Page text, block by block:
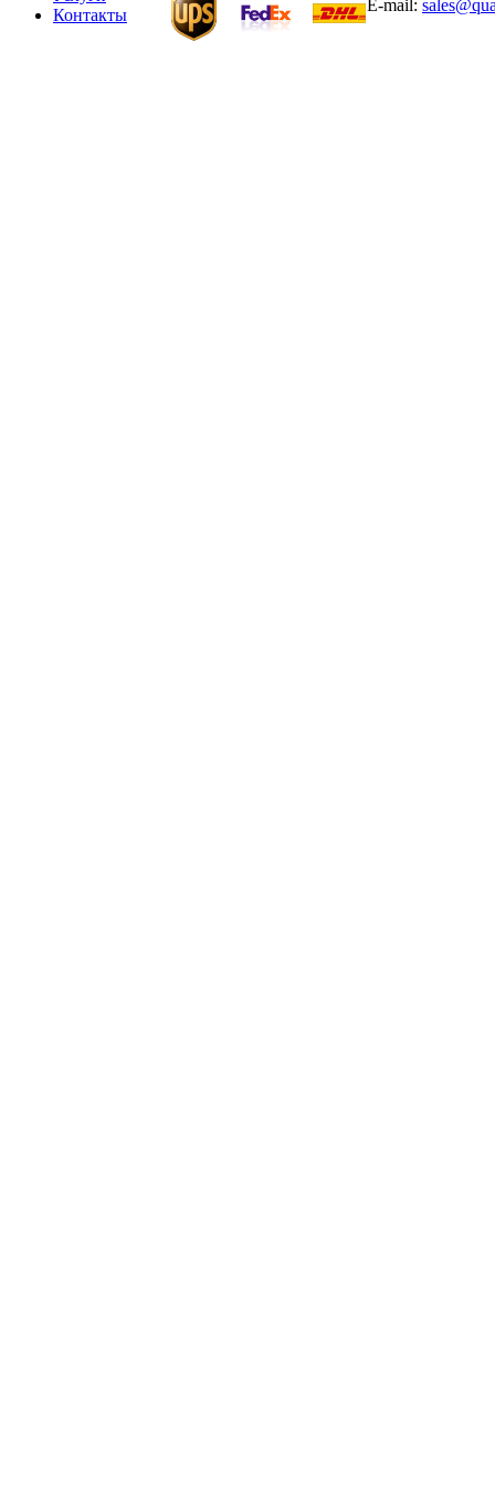
Контакты
E-mail: